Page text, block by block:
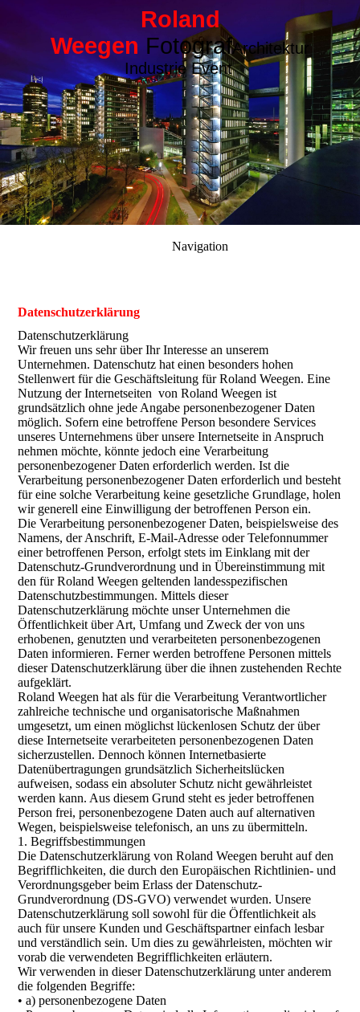
Roland
Weegen FotografArchitektur
Industrie Event
Navigation
Datenschutzerklärung
Datenschutzerklärung
Wir freuen uns sehr über Ihr Interesse an unserem
Unternehmen. Datenschutz hat einen besonders hohen
Stellenwert für die Geschäftsleitung für Roland Weegen. Eine
Nutzung der Internetseiten von Roland Weegen ist
grundsätzlich ohne jede Angabe personenbezogener Daten
möglich. Sofern eine betroffene Person besondere Services
unseres Unternehmens über unsere Internetseite in Anspruch
nehmen möchte, könnte jedoch eine Verarbeitung
personenbezogener Daten erforderlich werden. Ist die
Verarbeitung personenbezogener Daten erforderlich und besteht
für eine solche Verarbeitung keine gesetzliche Grundlage, holen
wir generell eine Einwilligung der betroffenen Person ein.
Die Verarbeitung personenbezogener Daten, beispielsweise des
Namens, der Anschrift, E-Mail-Adresse oder Telefonnummer
einer betroffenen Person, erfolgt stets im Einklang mit der
Datenschutz-Grundverordnung und in Übereinstimmung mit
den für Roland Weegen geltenden landesspezifischen
Datenschutzbestimmungen. Mittels dieser
Datenschutzerklärung möchte unser Unternehmen die
Öffentlichkeit über Art, Umfang und Zweck der von uns
erhobenen, genutzten und verarbeiteten personenbezogenen
Daten informieren. Ferner werden betroffene Personen mittels
dieser Datenschutzerklärung über die ihnen zustehenden Rechte
aufgeklärt.
Roland Weegen hat als für die Verarbeitung Verantwortlicher
zahlreiche technische und organisatorische Maßnahmen
umgesetzt, um einen möglichst lückenlosen Schutz der über
diese Internetseite verarbeiteten personenbezogenen Daten
sicherzustellen. Dennoch können Internetbasierte
Datenübertragungen grundsätzlich Sicherheitslücken
aufweisen, sodass ein absoluter Schutz nicht gewährleistet
werden kann. Aus diesem Grund steht es jeder betroffenen
Person frei, personenbezogene Daten auch auf alternativen
Wegen, beispielsweise telefonisch, an uns zu übermitteln.
1. Begriffsbestimmungen
Die Datenschutzerklärung von Roland Weegen beruht auf den
Begrifflichkeiten, die durch den Europäischen Richtlinien- und
Verordnungsgeber beim Erlass der Datenschutz-
Grundverordnung (DS-GVO) verwendet wurden. Unsere
Datenschutzerklärung soll sowohl für die Öffentlichkeit als
auch für unsere Kunden und Geschäftspartner einfach lesbar
und verständlich sein. Um dies zu gewährleisten, möchten wir
vorab die verwendeten Begrifflichkeiten erläutern.
Wir verwenden in dieser Datenschutzerklärung unter anderem
die folgenden Begriffe:
• a) personenbezogene Daten